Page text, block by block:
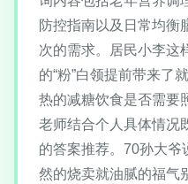
防控指南以及日常均衡
次的需求。居民小李这
的“粉”白领提前带来了
热的减糖饮食是否需要
老师结合个人具体情况
的答案推荐。70孙大爷
然的烧卖就油腻的福气